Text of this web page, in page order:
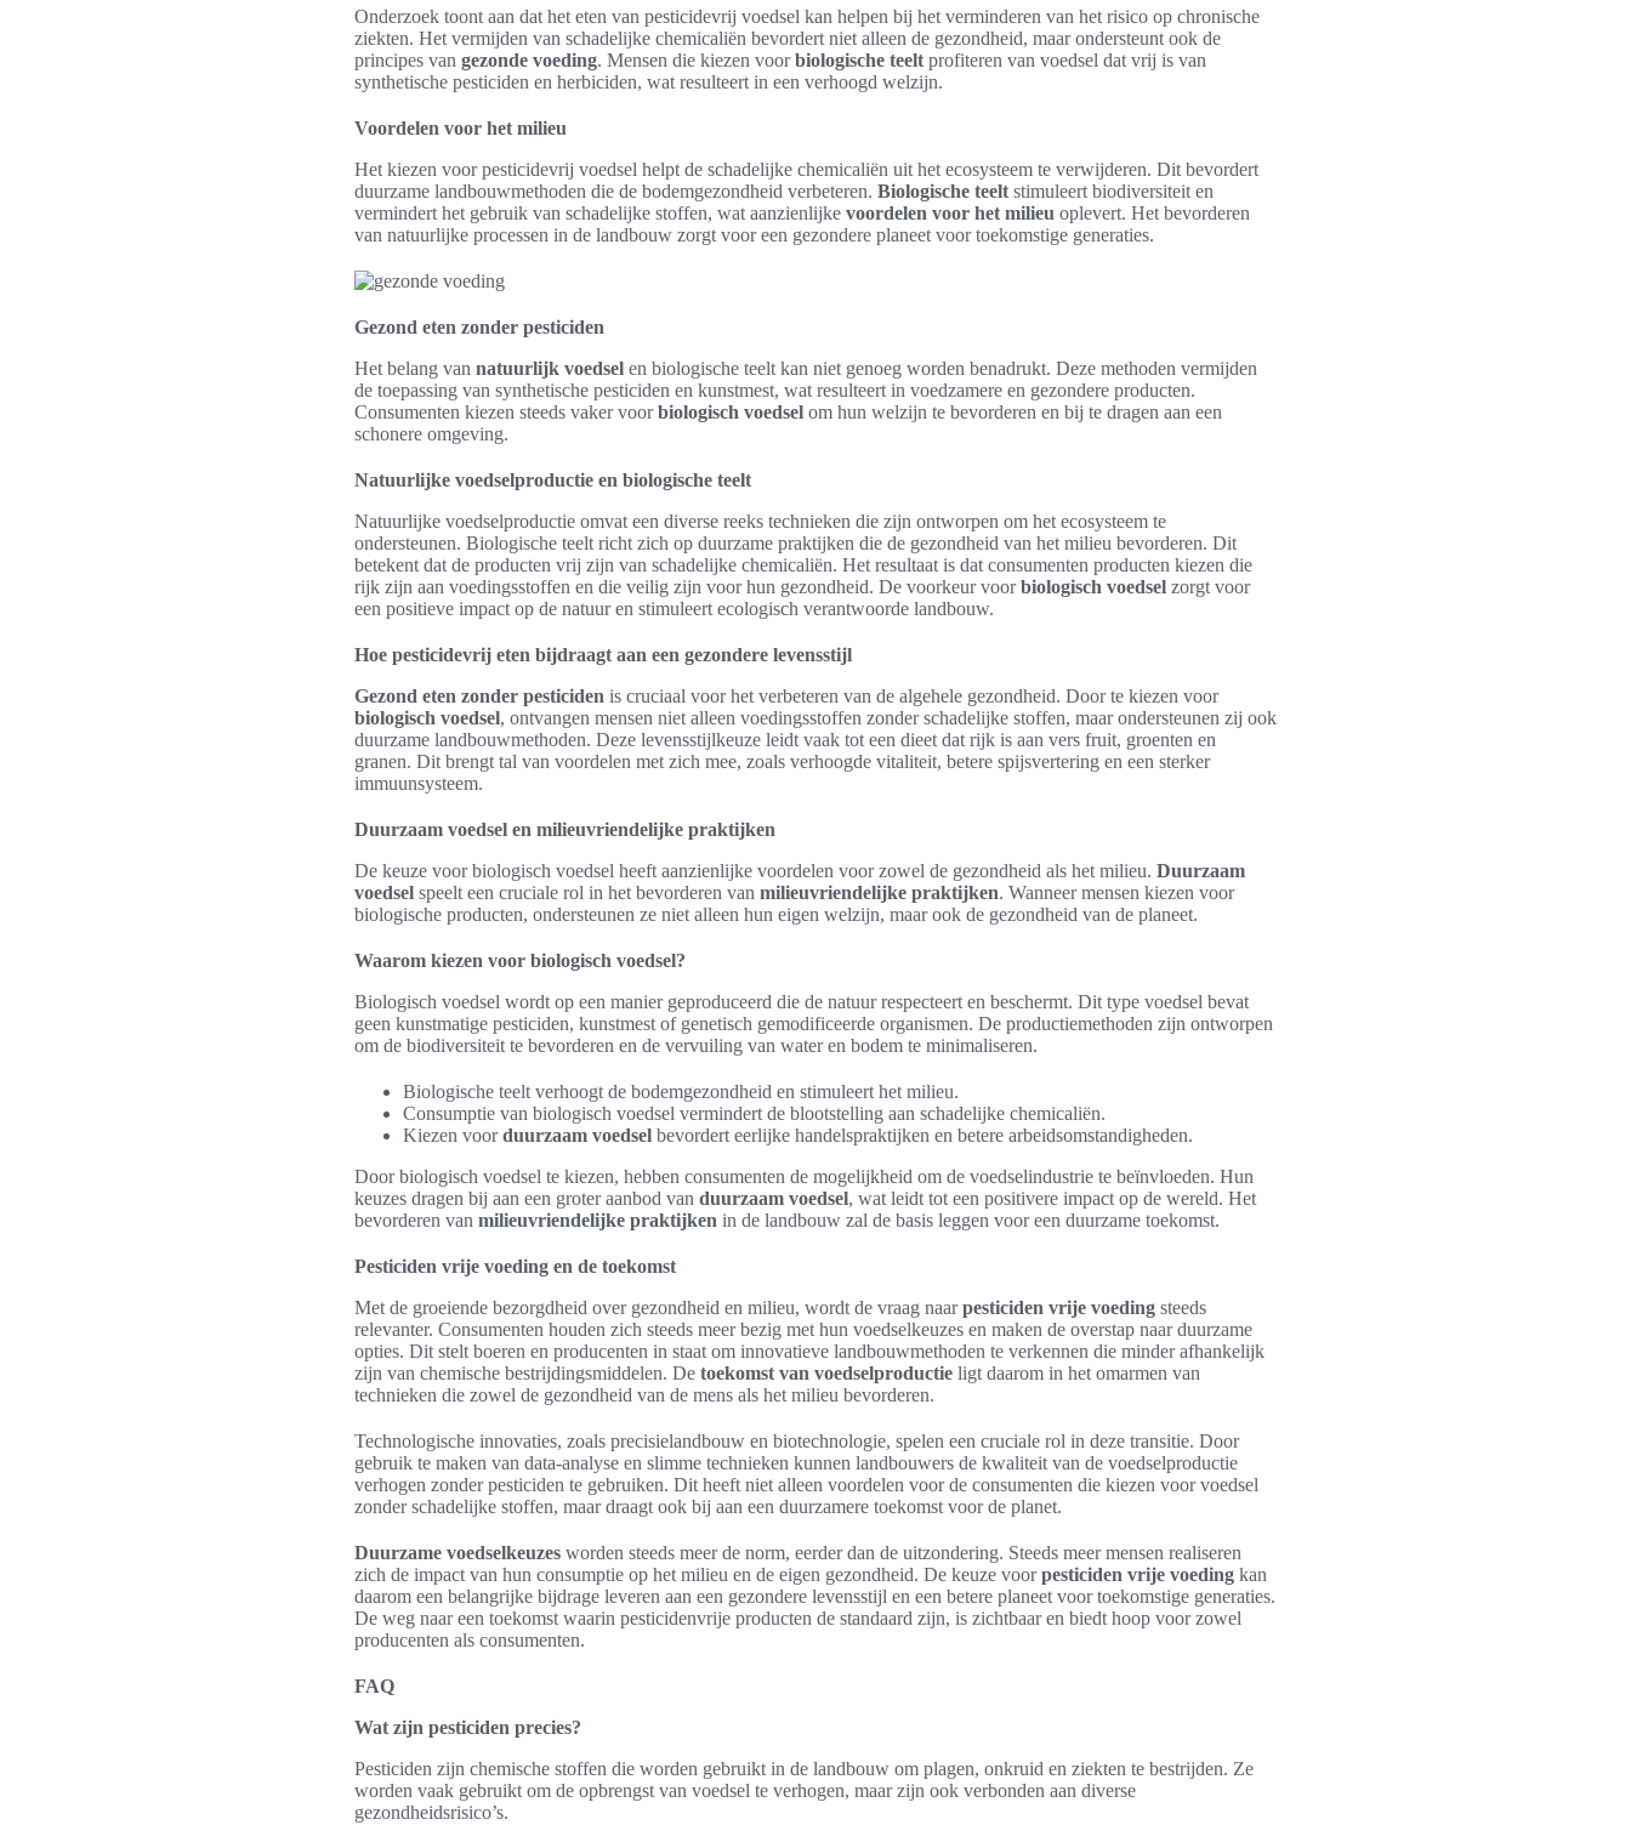
Onderzoek toont aan dat het eten van pesticidevrij voedsel kan helpen bij het verminderen van het risico op chronische
ziekten. Het vermijden van schadelijke chemicaliën bevordert niet alleen de gezondheid, maar ondersteunt ook de
principes van gezonde voeding. Mensen die kiezen voorbiologische teeltprofiteren van voedsel dat vrij is van
synthetische pesticiden en herbiciden, wat resulteert in een verhoogd welzijn.
Voordelen voor het milieu
Het kiezen voor pesticidevrij voedsel helpt de schadelijke chemicaliën uit het ecosysteem te verwijderen. Dit bevordert
duurzame landbouwmethoden die de bodemgezondheid verbeteren. Biologische teeltstimuleert biodiversiteit en
vermindert het gebruik van schadelijke stoffen, wat aanzienlijke voordelen voor het milieu oplevert. Het bevorderen
van natuurlijke processen in de landbouw zorgt voor een gezondere planeet voor toekomstige generaties.
Gezond eten zonder pesticiden
Het belang van natuurlijk voedsel en biologische teelt kan niet genoeg worden benadrukt. Deze methoden vermijden
de toepassing van synthetische pesticiden en kunstmest, wat resulteert in voedzamere en gezondere producten.
Consumenten kiezen steeds vaker voorbiologisch voedsel om hun welzijn te bevorderen en bij te dragen aan een
schonere omgeving.
Natuurlijke voedselproductie en biologische teelt
Natuurlijke voedselproductie omvat een diverse reeks technieken die zijn ontworpen om het ecosysteem te
ondersteunen. Biologische teelt richt zich op duurzame praktijken die de gezondheid van het milieu bevorderen. Dit
betekent dat de producten vrij zijn van schadelijke chemicaliën. Het resultaat is dat consumenten producten kiezen die
rijk zijn aan voedingsstoffen en die veilig zijn voor hun gezondheid. De voorkeur voorbiologisch voedsel zorgt voor
een positieve impact op de natuur en stimuleert ecologisch verantwoorde landbouw.
Hoe pesticidevrij eten bijdraagt aan een gezondere levensstijl
Gezond eten zonder pesticiden is cruciaal voor het verbeteren van de algehele gezondheid. Door te kiezen voor
biologisch voedsel, ontvangen mensen niet alleen voedingsstoffen zonder schadelijke stoffen, maar ondersteunen zij ook
duurzame landbouwmethoden. Deze levensstijlkeuze leidt vaak tot een dieet dat rijk is aan vers fruit, groenten en
granen. Dit brengt tal van voordelen met zich mee, zoals verhoogde vitaliteit, betere spijsvertering en een sterker
immuunsysteem.
Duurzaam voedsel en milieuvriendelijke praktijken
De keuze voor biologisch voedsel heeft aanzienlijke voordelen voor zowel de gezondheid als het milieu. Duurzaam
voedsel speelt een cruciale rol in het bevorderen van milieuvriendelijke praktijken. Wanneer mensen kiezen voor
biologische producten, ondersteunen ze niet alleen hun eigen welzijn, maar ook de gezondheid van de planeet.
Waarom kiezen voor biologisch voedsel?
Biologisch voedsel wordt op een manier geproduceerd die de natuur respecteert en beschermt. Dit type voedsel bevat
geen kunstmatige pesticiden, kunstmest of genetisch gemodificeerde organismen. De productiemethoden zijn ontworpen
om de biodiversiteit te bevorderen en de vervuiling van water en bodem te minimaliseren.
Biologische teelt verhoogt de bodemgezondheid en stimuleert het milieu.
Consumptie van biologisch voedsel vermindert de blootstelling aan schadelijke chemicaliën.
Kiezen voorduurzaam voedsel bevordert eerlijke handelspraktijken en betere arbeidsomstandigheden.
Door biologisch voedsel te kiezen, hebben consumenten de mogelijkheid om de voedselindustrie te beïnvloeden. Hun
keuzes dragen bij aan een groter aanbod van duurzaam voedsel, wat leidt tot een positivere impact op de wereld. Het
bevorderen van milieuvriendelijke praktijken in de landbouw zal de basis leggen voor een duurzame toekomst.
Pesticiden vrije voeding en de toekomst
Met de groeiende bezorgdheid over gezondheid en milieu, wordt de vraag naarpesticiden vrije voeding steeds
relevanter. Consumenten houden zich steeds meer bezig met hun voedselkeuzes en maken de overstap naar duurzame
opties. Dit stelt boeren en producenten in staat om innovatieve landbouwmethoden te verkennen die minder afhankelijk
zijn van chemische bestrijdingsmiddelen. De toekomst van voedselproductie ligt daarom in het omarmen van
technieken die zowel de gezondheid van de mens als het milieu bevorderen.
Technologische innovaties, zoals precisielandbouw en biotechnologie, spelen een cruciale rol in deze transitie. Door
gebruik te maken van data-analyse en slimme technieken kunnen landbouwers de kwaliteit van de voedselproductie
verhogen zonder pesticiden te gebruiken. Dit heeft niet alleen voordelen voor de consumenten die kiezen voor voedsel
zonder schadelijke stoffen, maar draagt ook bij aan een duurzamere toekomst voor de planet.
Duurzame voedselkeuzes worden steeds meer de norm, eerder dan de uitzondering. Steeds meer mensen realiseren
zich de impact van hun consumptie op het milieu en de eigen gezondheid. De keuze voorpesticiden vrije voeding kan
daarom een belangrijke bijdrage leveren aan een gezondere levensstijl en een betere planeet voor toekomstige generaties.
De weg naar een toekomst waarin pesticidenvrije producten de standaard zijn, is zichtbaar en biedt hoop voor zowel
producenten als consumenten.
FAQ
Wat zijn pesticiden precies?
Pesticiden zijn chemische stoffen die worden gebruikt in de landbouw om plagen, onkruid en ziekten te bestrijden. Ze
worden vaak gebruikt om de opbrengst van voedsel te verhogen, maar zijn ook verbonden aan diverse
gezondheidsrisico’s.